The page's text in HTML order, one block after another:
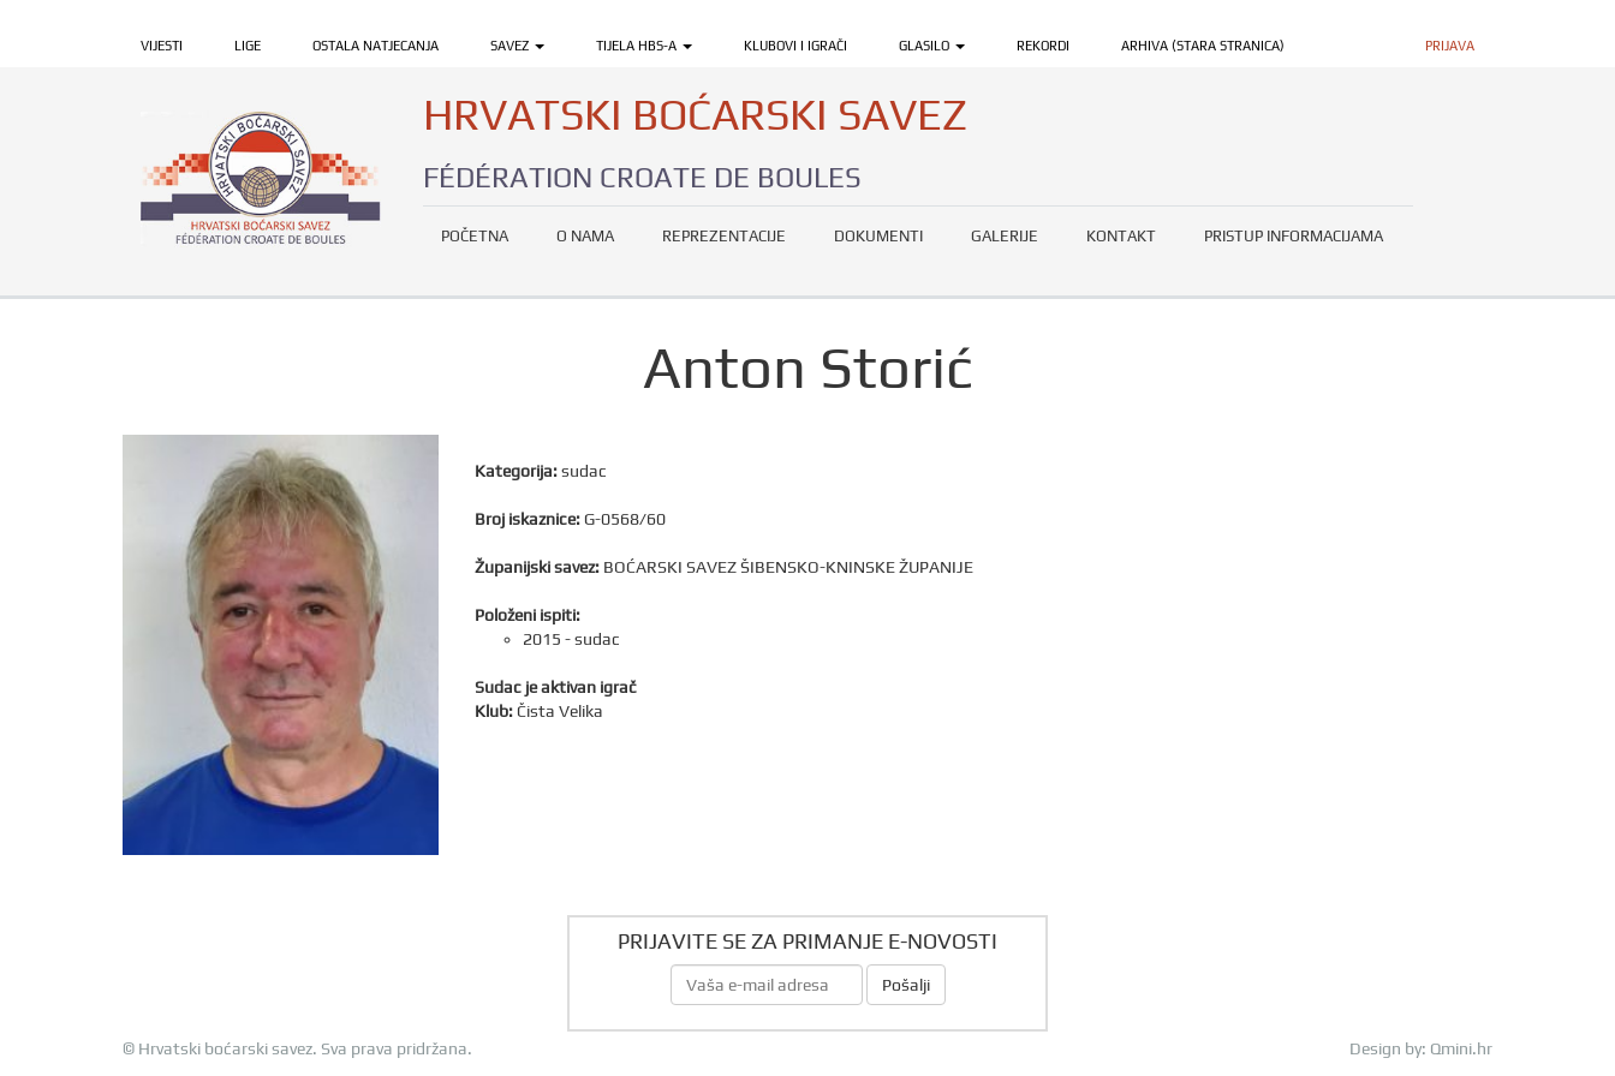
VIJESTI LIGE OSTALA NATJECANJA SAVEZ TIJELA HBS-A KLUBOVI I IGRAČI GLASILO REKORDI ARHIVA (STARA STRANICA) PRIJAVA
HRVATSKI BOĆARSKI SAVEZ
FÉDÉRATION CROATE DE BOULES
POČETNA O NAMA REPREZENTACIJE DOKUMENTI GALERIJE KONTAKT PRISTUP INFORMACIJAMA
Anton Storić
Kategorija:sudac
Broj iskaznice:G-0568/60
Županijski savez: BOĆARSKI SAVEZ ŠIBENSKO-KNINSKE ŽUPANIJE
Položeni ispiti:
2015 - sudac
Sudac je aktivan igrač
Klub: Čista Velika
PRIJAVITE SE ZA PRIMANJE E-NOVOSTI
Pošalji
© Hrvatski boćarski savez. Sva prava pridržana. Design by: Qmini.hr